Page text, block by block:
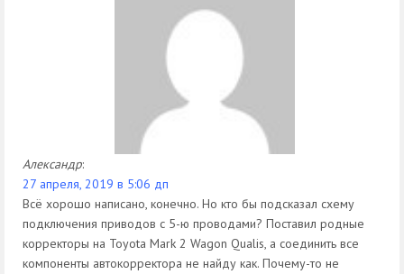
Александр:
27 апреля, 2019 в 5:06 дп
Всё хорошо написано, конечно. Но кто бы подсказал схему
подключения приводов с 5-ю проводами? Поставил родные
корректоры на Toyota Mark 2 Wagon Qualis, а соединить все
компоненты автокорректора не найду как. Почему-то не